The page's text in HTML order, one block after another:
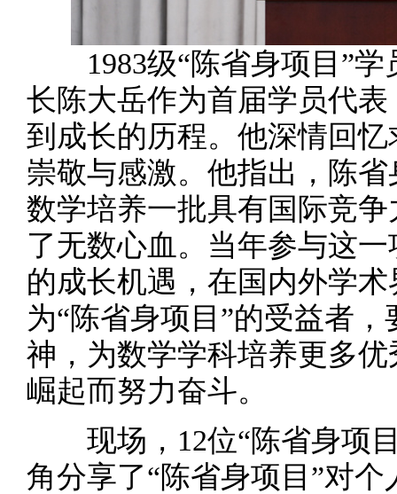
1983级“陈省身项目”学
长陈大岳作为首届学员代
到成长的历程。他深情回
崇敬与感激。他指出，陈
数学培养一批具有国际竞
了无数心血。当年参与这
的成长机遇，在国内外学
为“陈省身项目”的受益者
神，为数学学科培养更多
崛起而努力奋斗。
现场，12位“陈省身项目
角分享了“陈省身项目”对